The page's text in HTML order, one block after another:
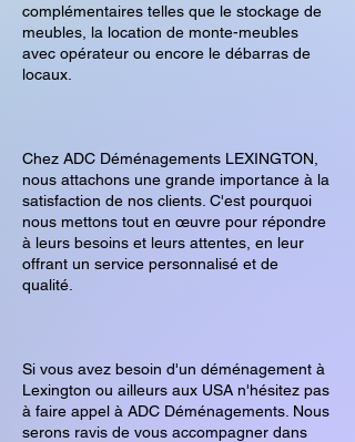
complémentaires telles que le stockage de
meubles, la location de monte-meubles
avec opérateur ou encore le débarras de
locaux.
Chez ADC Déménagements LEXINGTON,
nous attachons une grande importance à la
satisfaction de nos clients. C'est pourquoi
nous mettons tout en œuvre pour répondre
à leurs besoins et leurs attentes, en leur
offrant un service personnalisé et de
qualité.
Si vous avez besoin d'un déménagement à
Lexington ou ailleurs aux USA n'hésitez pas
à faire appel à ADC Déménagements. Nous
serons ravis de vous accompagner dans